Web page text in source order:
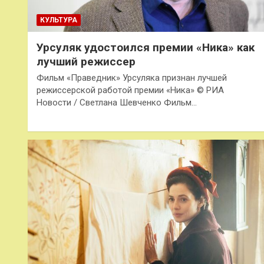
КУЛЬТУРА
Урсуляк удостоился премии «Ника» как
лучший режиссер
Фильм «Праведник» Урсуляка признан лучшей
режиссерской работой премии «Ника» © РИА
Новости / Светлана Шевченко Фильм…